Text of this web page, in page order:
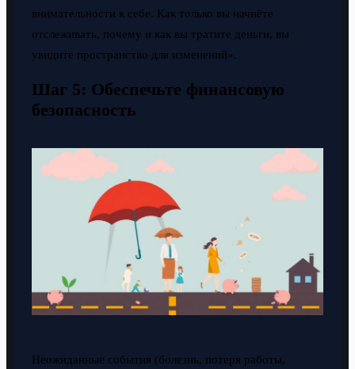
внимательности к себе. Как только вы начнёте
отслеживать, почему и как вы тратите деньги, вы
увидите пространство для изменений».
Шаг 5: Обеспечьте финансовую
безопасность
Неожиданные события (болезнь, потеря работы,